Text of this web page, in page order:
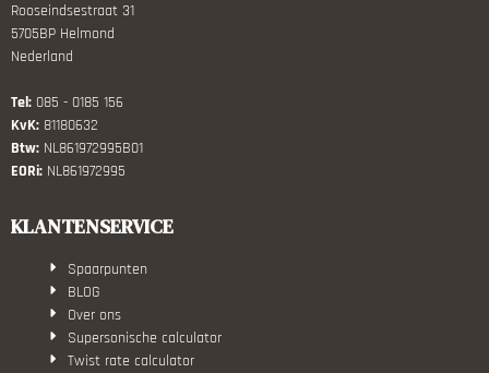
Rooseindsestraat 31
5705BP Helmond
Nederland
Tel: 085 - 0185 156
KvK: 81180632
Btw: NL861972995B01
EORi: NL861972995
KLANTENSERVICE
Spaarpunten
BLOG
Over ons
Supersonische calculator
Twist rate calculator